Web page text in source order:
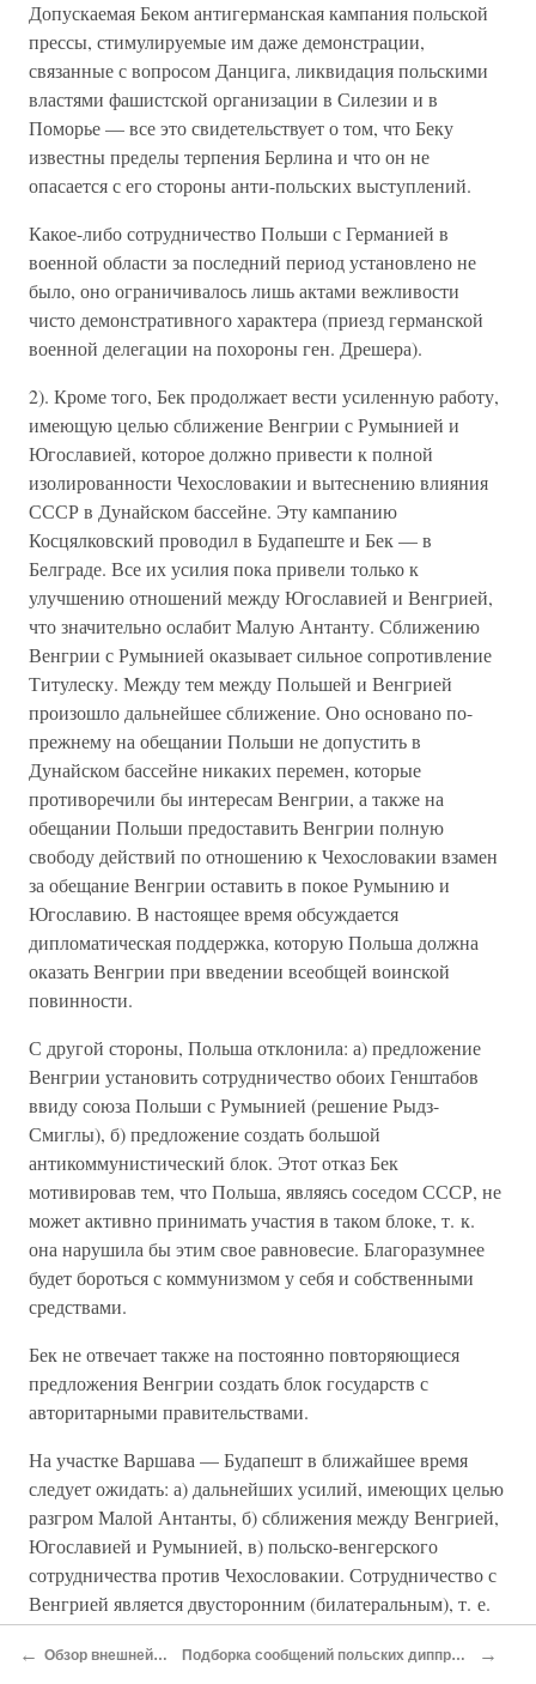
Допускаемая Беком антигерманская кампания польской
прессы, стимулируемые им даже демонстрации,
связанные с вопросом Данцига, ликвидация польскими
властями фашистской организации в Силезии и в
Поморье — все это свидетельствует о том, что Беку
известны пределы терпения Берлина и что он не
опасается с его стороны анти-польских выступлений.
Какое-либо сотрудничество Польши с Германией в
военной области за последний период установлено не
было, оно ограничивалось лишь актами вежливости
чисто демонстративного характера (приезд германской
военной делегации на похороны ген. Дрешера).
2). Кроме того, Бек продолжает вести усиленную работу,
имеющую целью сближение Венгрии с Румынией и
Югославией, которое должно привести к полной
изолированности Чехословакии и вытеснению влияния
СССР в Дунайском бассейне. Эту кампанию
Косцялковский проводил в Будапеште и Бек — в
Белграде. Все их усилия пока привели только к
улучшению отношений между Югославией и Венгрией,
что значительно ослабит Малую Антанту. Сближению
Венгрии с Румынией оказывает сильное сопротивление
Титулеску. Между тем между Польшей и Венгрией
произошло дальнейшее сближение. Оно основано по-
прежнему на обещании Польши не допустить в
Дунайском бассейне никаких перемен, которые
противоречили бы интересам Венгрии, а также на
обещании Польши предоставить Венгрии полную
свободу действий по отношению к Чехословакии взамен
за обещание Венгрии оставить в покое Румынию и
Югославию. В настоящее время обсуждается
дипломатическая поддержка, которую Польша должна
оказать Венгрии при введении всеобщей воинской
повинности.
С другой стороны, Польша отклонила: а) предложение
Венгрии установить сотрудничество обоих Генштабов
ввиду союза Польши с Румынией (решение Рыдз-
Смиглы), б) предложение создать большой
антикоммунистический блок. Этот отказ Бек
мотивировав тем, что Польша, являясь соседом СССР, не
может активно принимать участия в таком блоке, т. к.
она нарушила бы этим свое равновесие. Благоразумнее
будет бороться с коммунизмом у себя и собственными
средствами.
Бек не отвечает также на постоянно повторяющиеся
предложения Венгрии создать блок государств с
авторитарными правительствами.
На участке Варшава — Будапешт в ближайшее время
следует ожидать: а) дальнейших усилий, имеющих целью
разгром Малой Антанты, б) сближения между Венгрией,
Югославией и Румынией, в) польско-венгерского
сотрудничества против Чехословакии. Сотрудничество с
Венгрией является двусторонним (билатеральным), т. е.
оно не зависит от отношений между Римом и Берлином.
Так же его расценивает и Будапешт.
← Обзор внешней политики Польши Подборка сообщений польских диппредставительств в европейских странах →